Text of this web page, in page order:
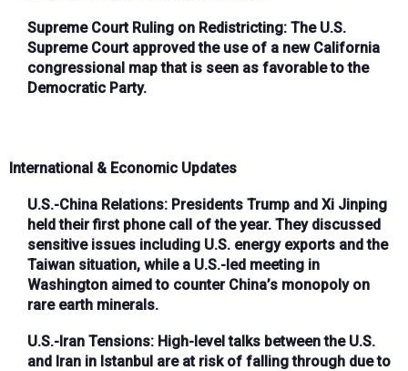
Supreme Court Ruling on Redistricting: The U.S.
Supreme Court approved the use of a new California
congressional map that is seen as favorable to the
Democratic Party.
International & Economic Updates
U.S.-China Relations: Presidents Trump and Xi Jinping
held their first phone call of the year. They discussed
sensitive issues including U.S. energy exports and the
Taiwan situation, while a U.S.-led meeting in
Washington aimed to counter China’s monopoly on
rare earth minerals.
U.S.-Iran Tensions: High-level talks between the U.S.
and Iran in Istanbul are at risk of falling through due to